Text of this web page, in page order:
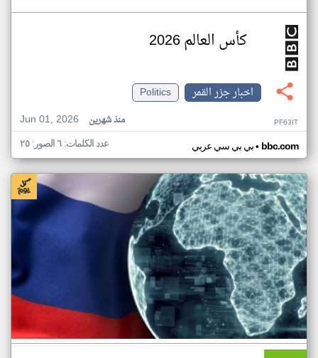
كأس العالم 2026
اخبار جزر القمر
Politics
Jun 01, 2026
منذ شهرين PF63IT
بي بي سي عربي• bbc.com عدد الكلمات: ٦ الصور: ٢٥